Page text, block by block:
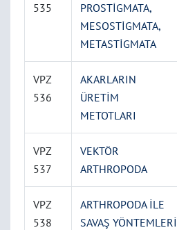
535
PROSTİGMATA,
MESOSTİGMATA,
METASTİGMATA
VPZ
536
AKARLARIN
ÜRETİM
METOTLARI
VPZ
537
VEKTÖR
ARTHROPODA
VPZ
538
ARTHROPODA İLE
SAVAŞ YÖNTEMLERİ